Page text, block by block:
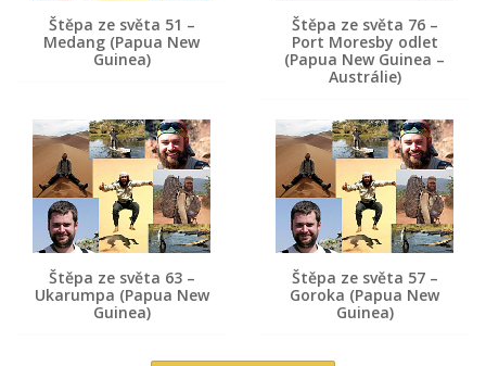
Štěpa ze světa 51 –
Medang (Papua New
Guinea)
Štěpa ze světa 76 –
Port Moresby odlet
(Papua New Guinea –
Austrálie)
Štěpa ze světa 63 –
Ukarumpa (Papua New
Guinea)
Štěpa ze světa 57 –
Goroka (Papua New
Guinea)